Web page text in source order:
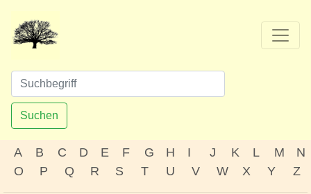
Suchen
A B C D E F G H I J K L M
N
O
P Q R S T U V W X Y Z